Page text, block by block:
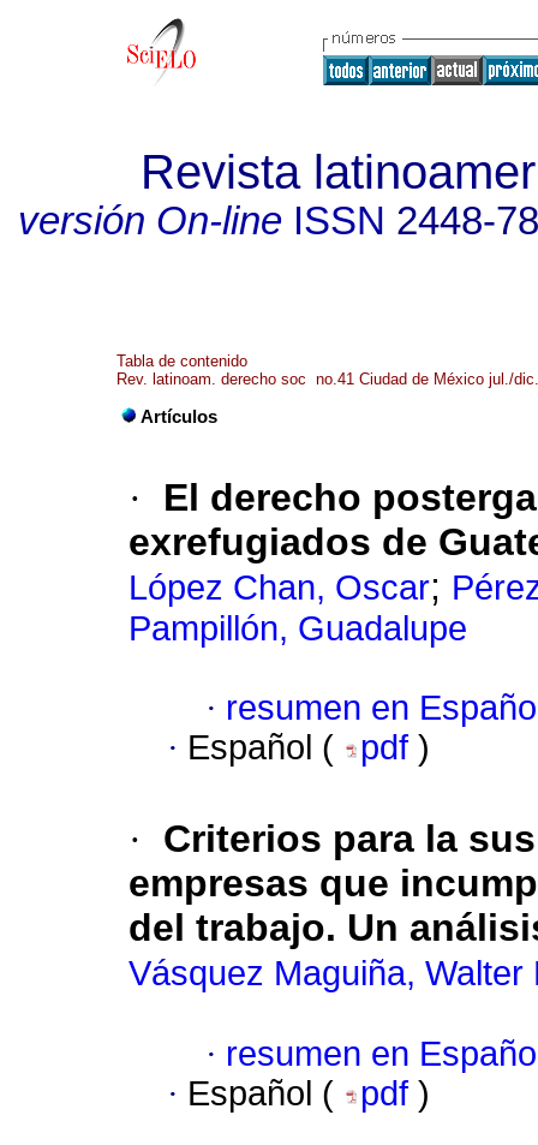
Revista
versión On-lineISSN 2448-
Tabla de contenido
Rev. latinoam. derecho soc no.41 Ciudad de México jul./
Artículos
·
El derecho
exrefugiados de
López Chan, Oscar;
Pampillón, Guadalupe
· resumen en
· Español ( pdf )
·
Criterios para la
empresas que
del trabajo. Un
Vásquez Maguiña, Walter
· resumen en
· Español ( pdf )